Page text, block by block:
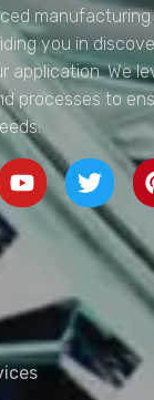
you in
application. We
processes to